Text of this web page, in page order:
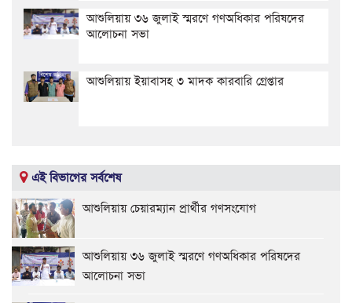
আশুলিয়ায় ৩৬ জুলাই স্মরণে গণঅধিকার পরিষদের
আলোচনা সভা
আশুলিয়ায় ইয়াবাসহ ৩ মাদক কারবারি গ্রেপ্তার
এই বিভাগের সর্বশেষ
আশুলিয়ায় চেয়ারম্যান প্রার্থীর গণসংযোগ
আশুলিয়ায় ৩৬ জুলাই স্মরণে গণঅধিকার পরিষদের
আলোচনা সভা